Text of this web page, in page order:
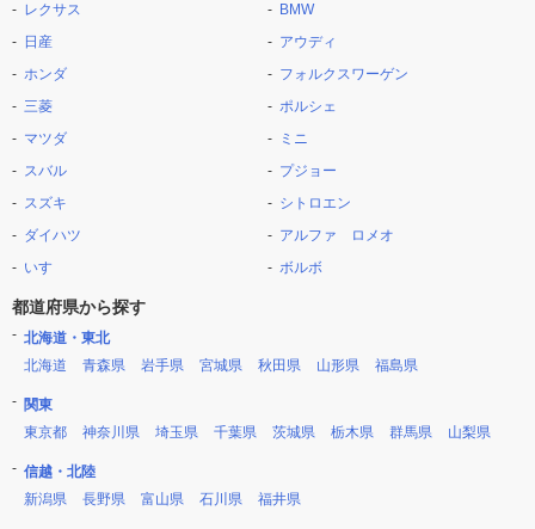
レクサス
日産
ホンダ
三菱
マツダ
スバル
スズキ
ダイハツ
いすゞ
BMW
アウディ
フォルクスワーゲン
ポルシェ
ミニ
プジョー
シトロエン
アルファ ロメオ
ボルボ
都道府県から探す
北海道・東北
北海道
青森県 岩手県 宮城県 秋田県 山形県 福島県
関東
東京都
神奈川県 埼玉県 千葉県 茨城県 栃木県 群馬県 山梨県
信越・北陸
新潟県
長野県 富山県 石川県 福井県